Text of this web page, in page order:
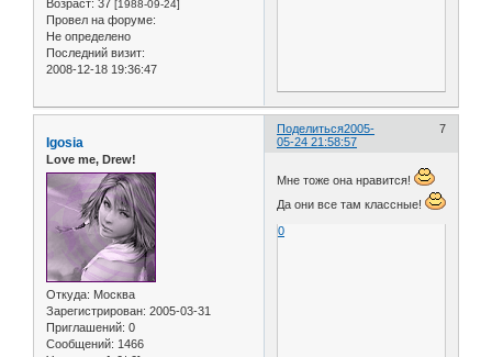
Возраст: 37 [1988-09-24]
Провел на форуме:
Не определено
Последний визит:
2008-12-18 19:36:47
Поделиться 7
2005-
05-24 21:58:57
Igosia
Love me, Drew!
Откуда: Москва
Зарегистрирован: 2005-03-31
Приглашений: 0
Сообщений: 1466
Мне тоже она нравится!
Да они все там классные!
0